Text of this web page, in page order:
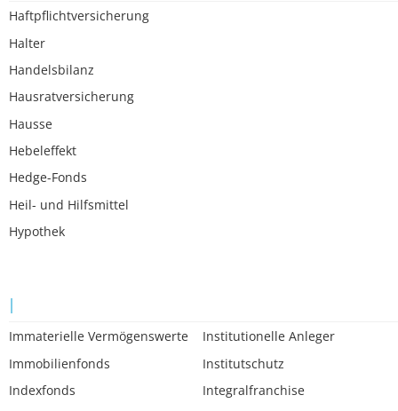
Haftpflichtversicherung
Halter
Handelsbilanz
Hausratversicherung
Hausse
Hebeleffekt
Hedge-Fonds
Heil- und Hilfsmittel
Hypothek
I
Immaterielle Vermögenswerte
Immobilienfonds
Indexfonds
Institutionelle Anleger
Institutschutz
Integralfranchise